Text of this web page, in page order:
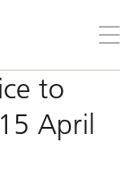
Sie
to
April